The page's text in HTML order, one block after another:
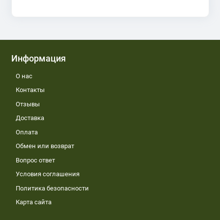
Информация
О нас
Контакты
Отзывы
Доставка
Оплата
Обмен или возврат
Вопрос ответ
Условия соглашения
Политика безопасности
Карта сайта